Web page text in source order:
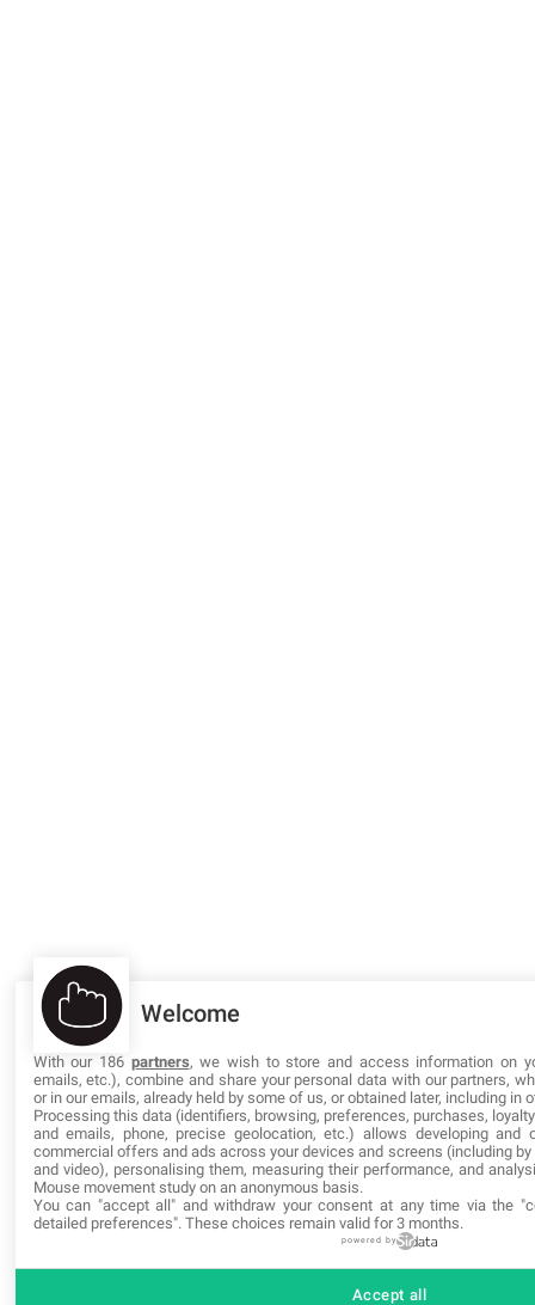
Welcome
With our 186 partners, we wish to store and access information on
emails, etc.), combine and share your personal data with our partners,
or in our emails, already held by some of us, or obtained later, including in
Processing this data (identifiers, browsing, preferences, purchases,
and emails, phone, precise geolocation, etc.) allows developing and
commercial offers and ads across your devices and screens (including by
and video), personalising them, measuring their performance, and
Mouse movement study on an anonymous basis.
You can "accept all" and withdraw your consent at any time via the
detailed preferences". These choices remain valid for 3 months.
powered by
Accept all